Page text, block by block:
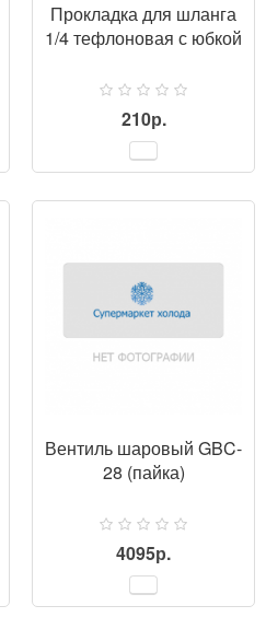
Прокладка для шланга
1/4 тефлоновая с юбкой
210р.
Вентиль шаровый GBC-
28 (пайка)
4095р.